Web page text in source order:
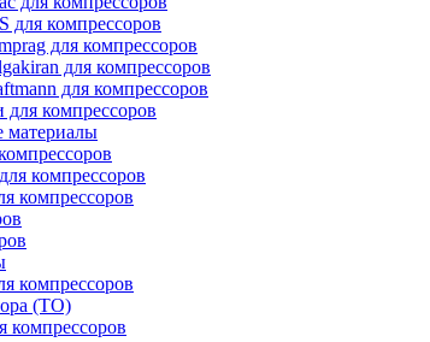
для компрессоров
для компрессоров
для компрессоров
для компрессоров
компрессоров
материалы
компрессоров
компрессоров
компрессоров
(ТО)